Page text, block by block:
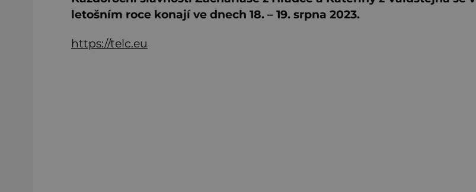
letošním roce konají ve dnech 18. – 19. srpna 2023.
https://telc.eu